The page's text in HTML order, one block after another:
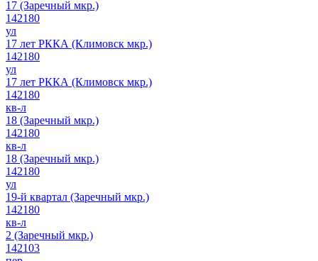
17 (Заречный мкр.)
142180
ул
17 лет РККА (Климовск мкр.)
142180
ул
17 лет РККА (Климовск мкр.)
142180
кв-л
18 (Заречный мкр.)
142180
кв-л
18 (Заречный мкр.)
142180
ул
19-й квартал (Заречный мкр.)
142180
кв-л
2 (Заречный мкр.)
142103